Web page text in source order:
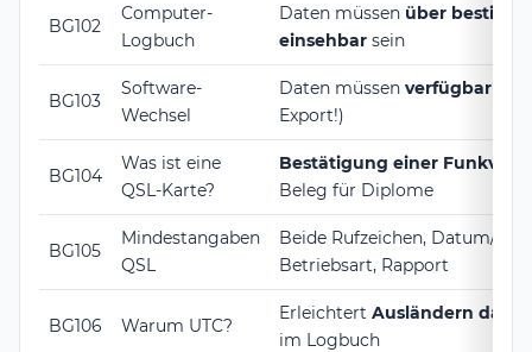
BG102
Computer-
Logbuch
Daten müssen über
einsehbar sein
BG103
Software-
Wechsel
Daten müssen verfügbar
Export!)
BG104
Was ist eine
QSL-Karte?
Bestätigung einer
Beleg für Diplome
BG105
Mindestangaben
QSL
Beide Rufzeichen, Datum/
Betriebsart, Rapport
BG106 Warum UTC?
Erleichtert Ausländern das
im Logbuch